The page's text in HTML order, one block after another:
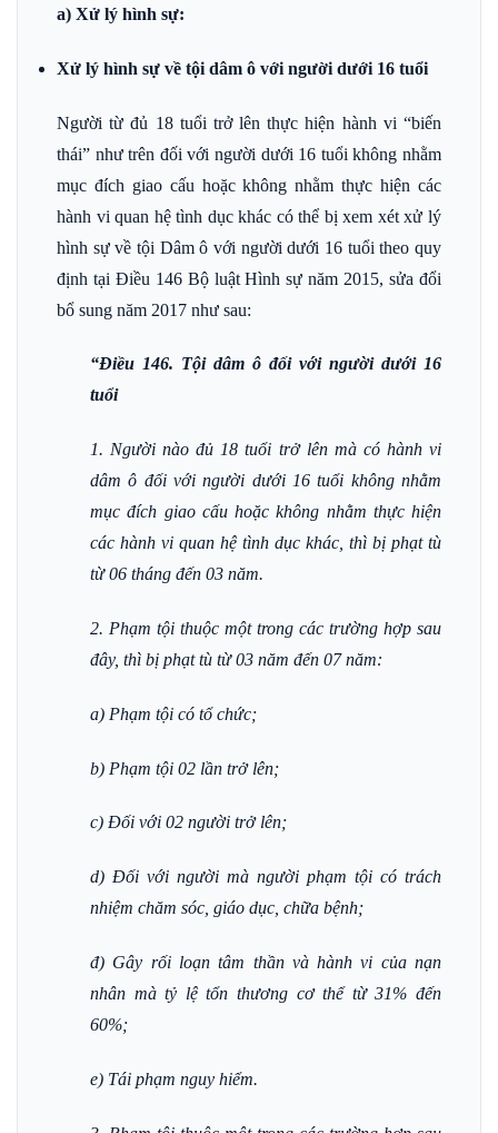
a) Xử lý hình sự:
Xử lý hình sự về tội dâm ô với người dưới 16 tuổi
Người từ đủ 18 tuổi trở lên thực hiện hành vi “biến
thái” như trên đối với người dưới 16 tuổi không nhằm
mục đích giao cấu hoặc không nhằm thực hiện các
hành vi quan hệ tình dục khác có thể bị xem xét xử lý
hình sự về tội Dâm ô với người dưới 16 tuổi theo quy
định tại Điều 146 Bộ luật Hình sự năm 2015, sửa đổi
bổ sung năm 2017 như sau:
“Điều 146. Tội dâm ô đối với người dưới 16
tuổi
1. Người nào đủ 18 tuổi trở lên mà có hành vi
dâm ô đối với người dưới 16 tuổi không nhằm
mục đích giao cấu hoặc không nhằm thực hiện
các hành vi quan hệ tình dục khác, thì bị phạt tù
từ 06 tháng đến 03 năm.
2. Phạm tội thuộc một trong các trường hợp sau
đây, thì bị phạt tù từ 03 năm đến 07 năm:
a) Phạm tội có tổ chức;
b) Phạm tội 02 lần trở lên;
c) Đối với 02 người trở lên;
d) Đối với người mà người phạm tội có trách
nhiệm chăm sóc, giáo dục, chữa bệnh;
đ) Gây rối loạn tâm thần và hành vi của nạn
nhân mà tỷ lệ tổn thương cơ thể từ 31% đến
60%;
e) Tái phạm nguy hiểm.